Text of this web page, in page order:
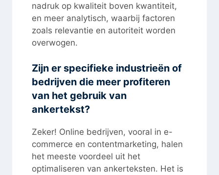
nadruk op kwaliteit boven kwantiteit,
en meer analytisch, waarbij factoren
zoals relevantie en autoriteit worden
overwogen.
Zijn er specifieke industrieën of
bedrijven die meer profiteren
van het gebruik van
ankertekst?
Zeker! Online bedrijven, vooral in e-
commerce en contentmarketing, halen
het meeste voordeel uit het
optimaliseren van ankerteksten. Het is